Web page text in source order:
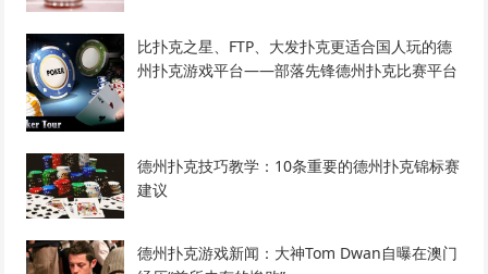
比扑克之星、FTP、大发扑克更适合国人玩的德
州扑克游戏平台——部落先锋德州扑克比赛平台
德州扑克技巧教学：10条重要的德州扑克锦标赛
建议
德州扑克游戏新闻：大神Tom Dwan自曝在澳门